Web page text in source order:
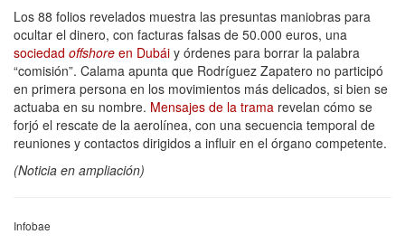
Los 88 folios revelados muestra las presuntas maniobras para
ocultar el dinero, con facturas falsas de 50.000 euros, una
sociedad offshore en Dubái y órdenes para borrar la palabra
“comisión”. Calama apunta que Rodríguez Zapatero no participó
en primera persona en los movimientos más delicados, si bien se
actuaba en su nombre. Mensajes de la trama revelan cómo se
forjó el rescate de la aerolínea, con una secuencia temporal de
reuniones y contactos dirigidos a influir en el órgano competente.
(Noticia en ampliación)
Infobae